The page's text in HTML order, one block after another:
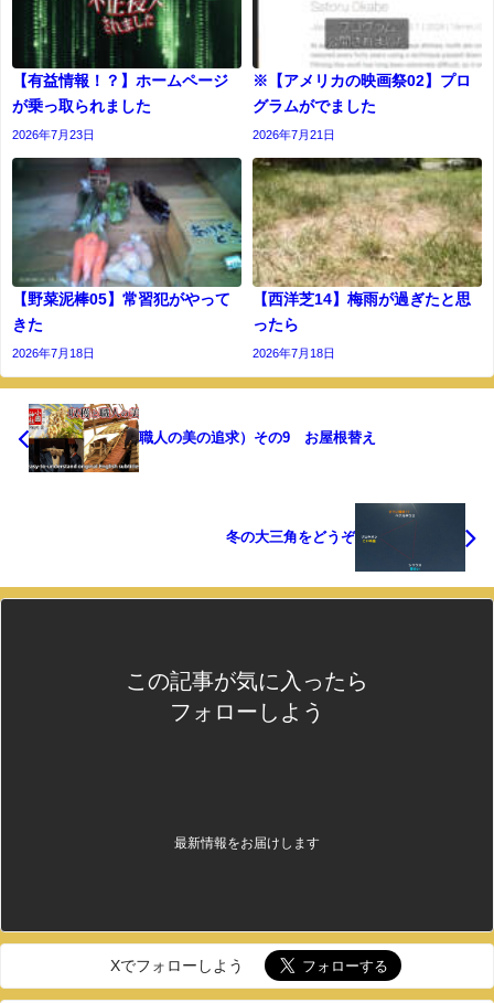
【有益情報！？】ホームページ
が乗っ取られました
2026年7月23日
※【アメリカの映画祭02】プロ
グラムがでました
2026年7月21日
【野菜泥棒05】常習犯がやって
きた
2026年7月18日
【西洋芝14】梅雨が過ぎたと思
ったら
2026年7月18日
職人の美の追求）その9 お屋根替え
冬の大三角をどうぞ
この記事が気に入ったら
フォローしよう
最新情報をお届けします
Xでフォローしよう